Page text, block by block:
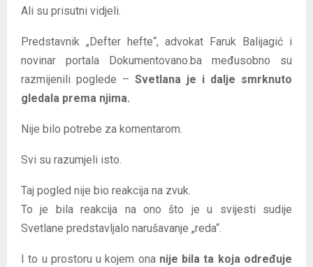
Ali su prisutni vidjeli.
Predstavnik „Defter hefte“, advokat Faruk Balijagić i
novinar portala Dokumentovano.ba međusobno su
razmijenili poglede – Svetlana je i dalje smrknuto
gledala prema njima.
Nije bilo potrebe za komentarom.
Svi su razumjeli isto.
Taj pogled nije bio reakcija na zvuk.
To je bila reakcija na ono što je u svijesti sudije
Svetlane predstavljalo narušavanje „reda“.
I to u prostoru u kojem ona nije bila ta koja određuje